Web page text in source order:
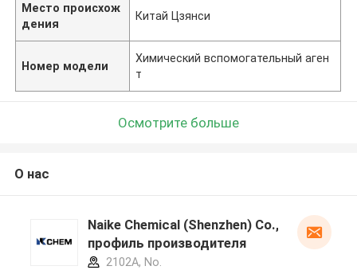
Место происхож
дения
Китай Цзянси
Номер модели
Химический вспомогательный аген
т
Осмотрите больше
О нас
Naike Chemical (Shenzhen) Co., Ltd
профиль производителя
2102A, No.